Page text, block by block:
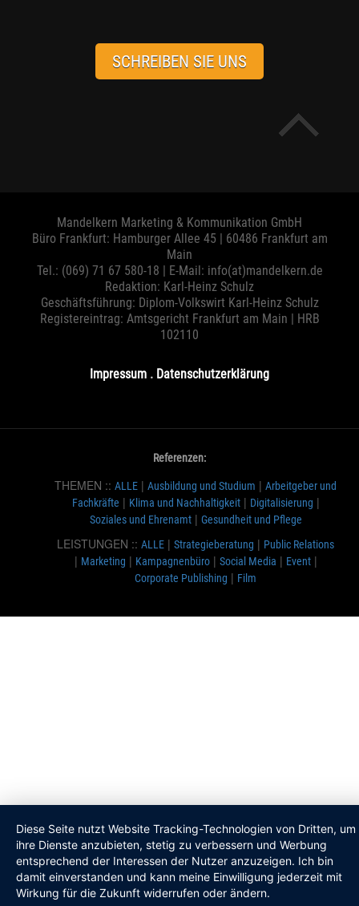
SCHREIBEN SIE UNS
Mandelkern Marketing & Kommunikation GmbH
Büro Frankfurt: Hamburger Allee 45 | 60486 Frankfurt am
Main
Tel.: (069) 71 67 580-18 | E-Mail: info(at)mandelkern.de
Redaktion: Karl-Heinz Schulz
Geschäftsführung: Diplom-Volkswirt Karl-Heinz Schulz
Registereintrag: Amtsgericht Frankfurt am Main | HRB
102110
Impressum . Datenschutzerklärung
Referenzen:
THEMEN :: ALLE | Ausbildung und Studium | Arbeitgeber und
Fachkräfte | Klima und Nachhaltigkeit | Digitalisierung |
Soziales und Ehrenamt | Gesundheit und Pflege
LEISTUNGEN :: ALLE | Strategieberatung | Public Relations
| Marketing | Kampagnenbüro | Social Media | Event |
Corporate Publishing | Film
Diese Seite nutzt Website Tracking-Technologien von Dritten, um
ihre Dienste anzubieten, stetig zu verbessern und Werbung
entsprechend der Interessen der Nutzer anzuzeigen. Ich bin
damit einverstanden und kann meine Einwilligung jederzeit mit
Wirkung für die Zukunft widerrufen oder ändern.